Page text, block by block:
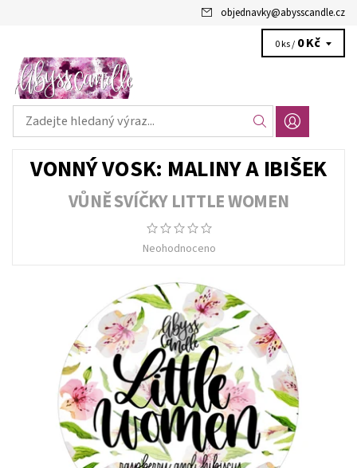
objednavky@abysscandle.cz
0 ks / 0 Kč
VONNÝ VOSK: MALINY A IBIŠEK
VŮNĚ SVÍČKY LITTLE WOMEN
Neohodnoceno